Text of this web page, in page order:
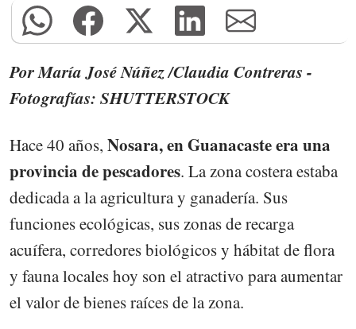
Por María José Núñez /Claudia Contreras -
Fotografías: SHUTTERSTOCK
Hace 40 años, Nosara, en Guanacaste era una
provincia de pescadores. La zona costera estaba
dedicada a la agricultura y ganadería. Sus
funciones ecológicas, sus zonas de recarga
acuífera, corredores biológicos y hábitat de flora
y fauna locales hoy son el atractivo para aumentar
el valor de bienes raíces de la zona.